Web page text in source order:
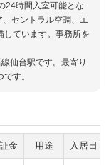
24時間入室可能とな
セントラル空調、エ
しています。事務所を
仙台駅です。最寄り
す。
金 用途 入居日